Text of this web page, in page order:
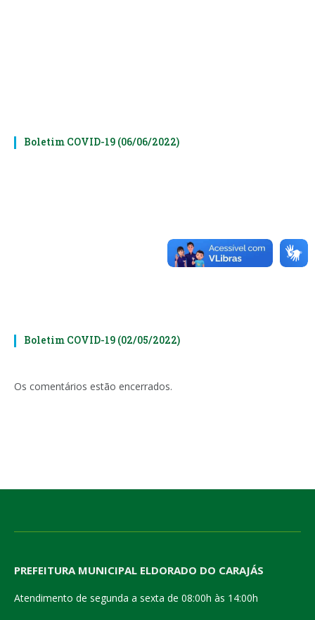
Boletim COVID-19 (06/06/2022)
Boletim COVID-19 (02/05/2022)
Os comentários estão encerrados.
PREFEITURA MUNICIPAL ELDORADO DO CARAJÁS
Atendimento de segunda a sexta de 08:00h às 14:00h